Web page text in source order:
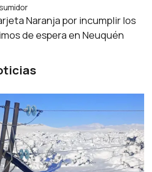
Naranja por incumplir los
de espera en Neuquén